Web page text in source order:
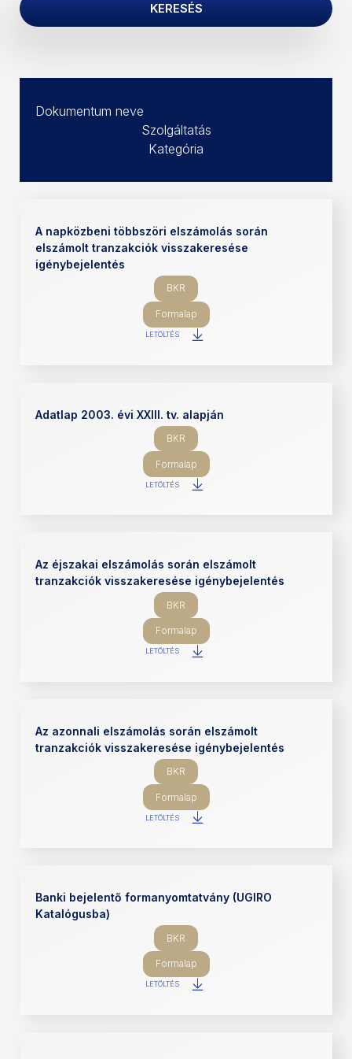
KERESÉS
Dokumentum neve
Szolgáltatás
Kategória
A napközbeni többszöri elszámolás során
elszámolt tranzakciók visszakeresése
igénybejelentés
BKR
Formalap
LETÖLTÉS
Adatlap 2003. évi XXIII. tv. alapján
BKR
Formalap
LETÖLTÉS
Az éjszakai elszámolás során elszámolt
tranzakciók visszakeresése igénybejelentés
BKR
Formalap
LETÖLTÉS
Az azonnali elszámolás során elszámolt
tranzakciók visszakeresése igénybejelentés
BKR
Formalap
LETÖLTÉS
Banki bejelentő formanyomtatvány (UGIRO
Katalógusba)
BKR
Formalap
LETÖLTÉS